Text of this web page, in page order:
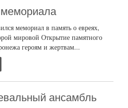
мемориал в память о евреях,
мировой Открытие памятного
героям и жертвам...
ансамбль